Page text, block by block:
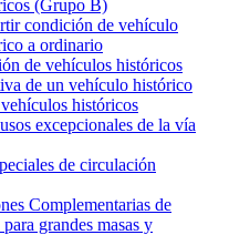
(Grupo B)
condición de vehículo
a ordinario
de vehículos históricos
de un vehículo histórico
históricos
excepcionales de la vía
de circulación
Complementarias de
grandes masas y